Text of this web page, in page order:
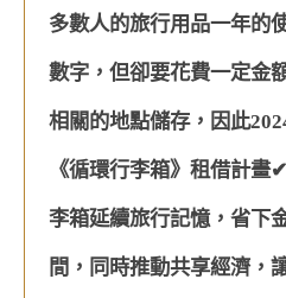
多數人的旅行用品一年的
數字，但卻要花費一定金
相關的地點儲存，因此
《循環行李箱》租借計
李箱延續旅行記憶，省下
間，同時推動共享經濟，